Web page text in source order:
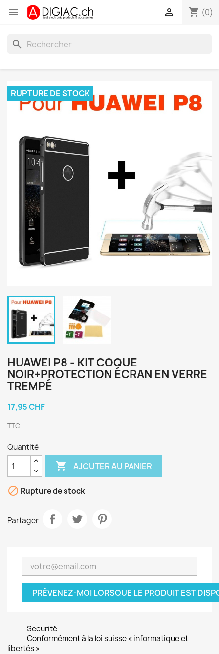
 shopping_cart (0)

search
RUPTURE DE STOCK
HUAWEI P8 - KIT COQUE
NOIR+PROTECTION ÉCRAN EN VERRE
TREMPÉ
17,95 CHF
TTC
Quantité
 AJOUTER AU PANIER
 Rupture de stock
Partager
PRÉVENEZ-MOI LORSQUE LE PRODUIT EST
Securité
Conformément à la loi suisse « informatique et
libertés »